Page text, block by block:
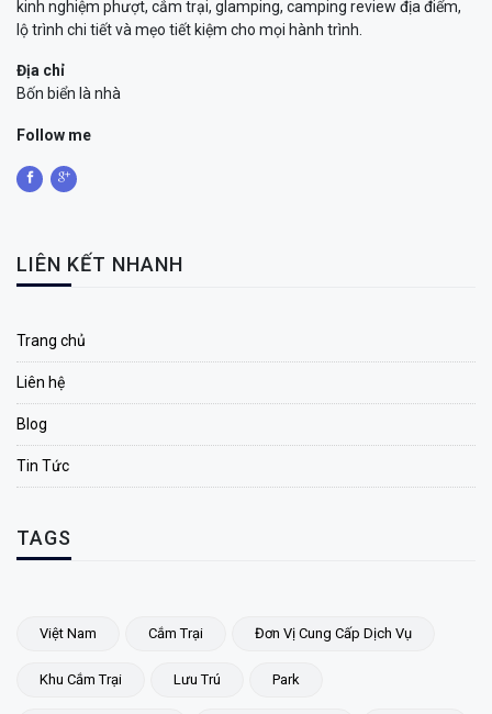
kinh nghiệm phượt, cắm trại, glamping, camping review địa điểm,
lộ trình chi tiết và mẹo tiết kiệm cho mọi hành trình.
Địa chỉ
Bốn biển là nhà
Follow me
LIÊN KẾT NHANH
Trang chủ
Liên hệ
Blog
Tin Tức
TAGS
Việt Nam Cắm Trại Đơn Vị Cung Cấp Dịch Vụ
Khu Cắm Trại Lưu Trú Park